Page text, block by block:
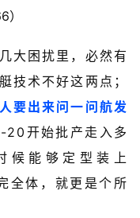
大困扰里，必然有
技术不好这两点；
要出来问一问航发
20开始批产走入多
候能够定型装上
全体，就更是个所